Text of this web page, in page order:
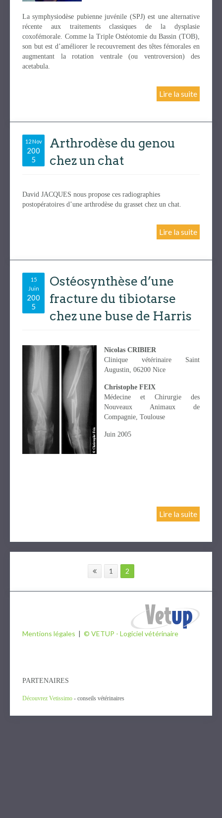
La symphysiodèse pubienne juvénile (SPJ) est une alternative
récente aux traitements classiques de la dysplasie
coxofémorale. Comme la Triple Ostéotomie du Bassin (TOB),
son but est d’améliorer le recouvrement des têtes fémorales en
augmentant la rotation ventrale (ou ventroversion) des
acetabula.
Lire la suite
12 Nov
200
5
Arthrodèse du genou
chez un chat
David JACQUES nous propose ces radiographies
postopératoires d’une arthrodèse du grasset chez un chat.
Lire la suite
15
Juin
200
5
Ostéosynthèse d’une
fracture du tibiotarse
chez une buse de Harris
Nicolas CRIBIER
Clinique vétérinaire Saint
Augustin, 06200 Nice
Christophe FEIX
Médecine et Chirurgie des
Nouveaux Animaux de
Compagnie, Toulouse
Juin 2005
Lire la suite
1 2
Mentions légales | © VETUP - Logiciel vétérinaire
PARTENAIRES
Découvrez Vetissimo - conseils vétérinaires